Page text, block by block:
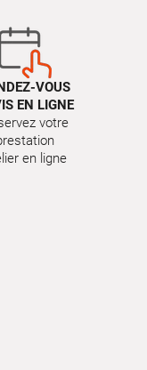
VOUS
EN LIGNE
votre
en ligne